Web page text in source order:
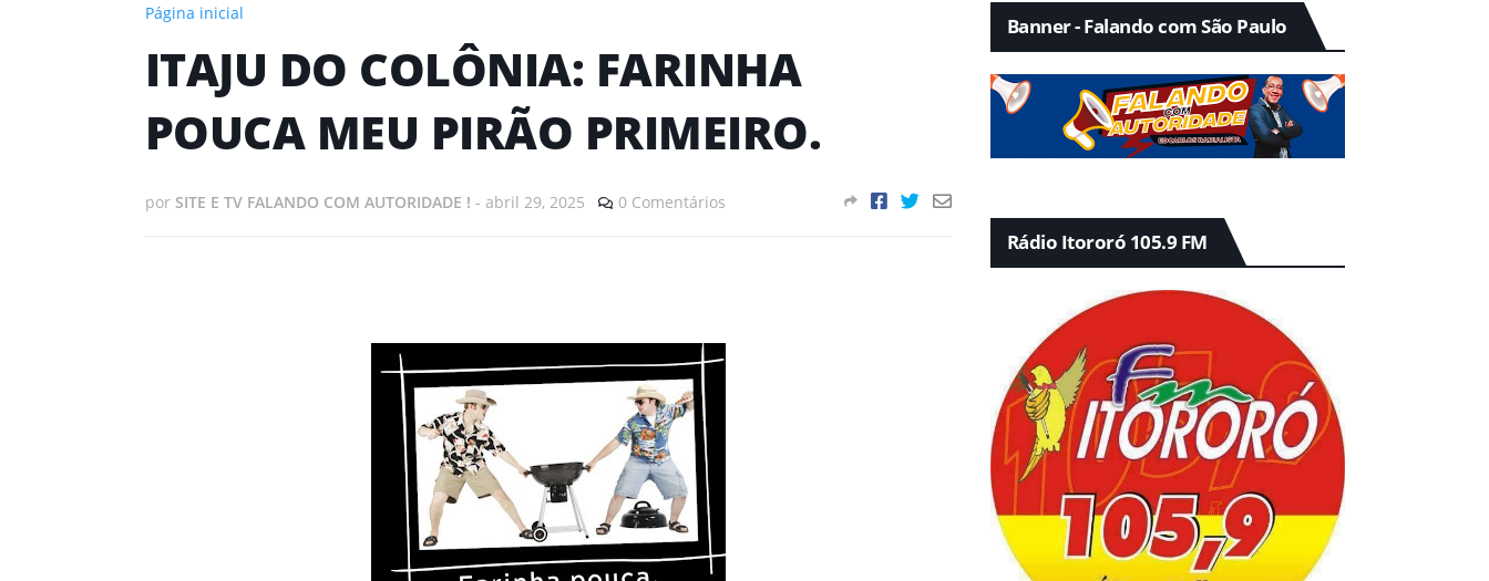
Página inicial
ITAJU DO COLÔNIA: FARINHA
POUCA MEU PIRÃO PRIMEIRO.
por SITE E TV FALANDO COM AUTORIDADE ! - abril 29, 2025 0 Comentários
Banner - Falando com São Paulo
Rádio Itororó 105.9 FM